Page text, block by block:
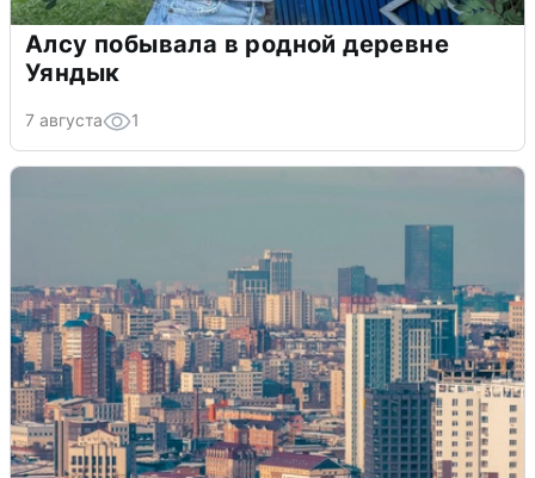
Алсу побывала в родной деревне
Уяндык
7 августа 1